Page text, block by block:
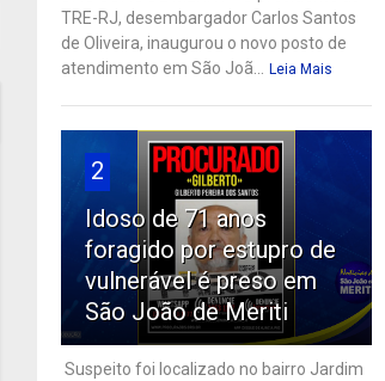
TRE-RJ, desembargador Carlos Santos
de Oliveira, inaugurou o novo posto de
atendimento em São Joã...
Leia Mais
2
Idoso de 71 anos
foragido por estupro de
vulnerável é preso em
São João de Meriti
Suspeito foi localizado no bairro Jardim